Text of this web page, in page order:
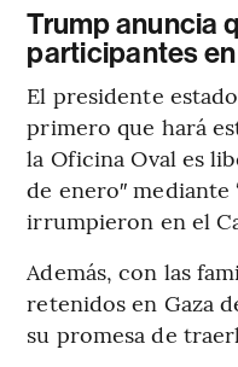
Trump anuncia
participantes
El presidente
primero que hará
la Oficina Oval es
de enero″ mediante
irrumpieron en el
Además, con las
retenidos en Gaza
su promesa de